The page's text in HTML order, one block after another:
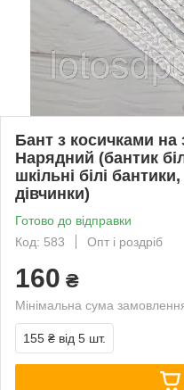
Бант з косичками на
Нарядний (бантик
шкільні білі
дівчинки)
Готово до відправки
Код: 583
Опт і роздріб
160 ₴
Мінімальна сума
155 ₴ від 5 шт.